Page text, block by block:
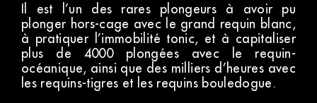
Il est l’un des rares plongeurs à avoir pu
plonger hors-cage avec le grand requin blanc,
à pratiquer l’immobilité tonic, et à capitaliser
plus de 4000 plongées avec le requin-
océanique, ainsi que des milliers d’heures avec
les requins-tigres et les requins bouledogue.